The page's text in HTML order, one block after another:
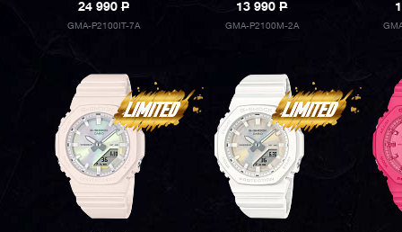
24 990P
GMA-P2100IT-7A
13 990P
GMA-P2100M-2A